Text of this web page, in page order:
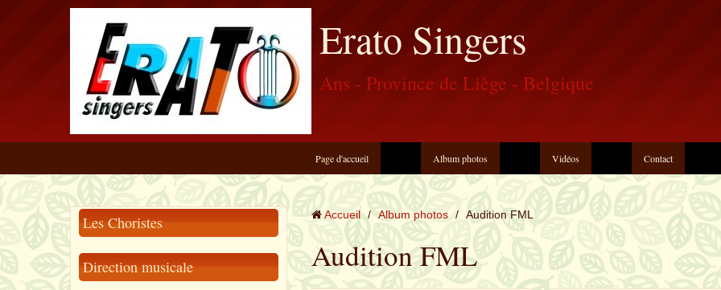
Erato Singers
Ans - Province de Liège - Belgique
Page d'accueil Album photos Vidéos Contact
Les Choristes
Direction musicale
Accueil / Album photos / Audition FML
Audition FML